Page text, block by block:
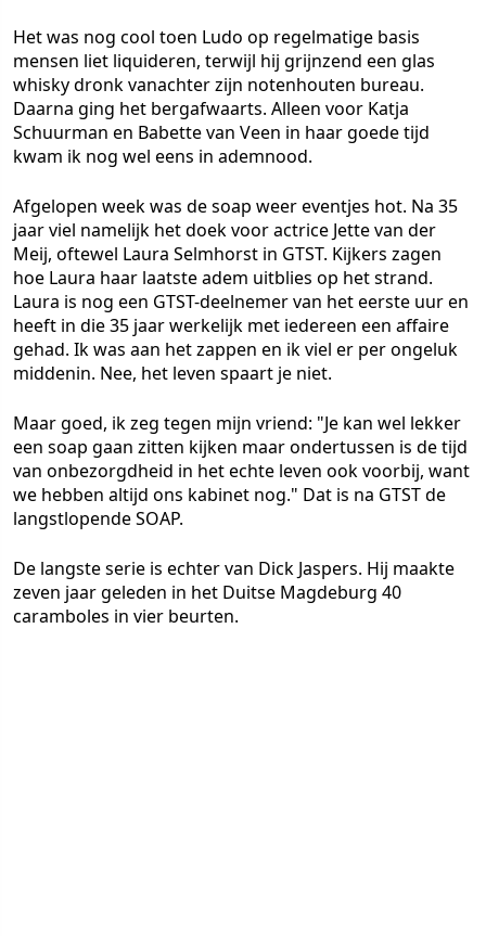
Het was nog cool toen Ludo op regelmatige basis
mensen liet liquideren, terwijl hij grijnzend een glas
whisky dronk vanachter zijn notenhouten bureau.
Daarna ging het bergafwaarts. Alleen voor Katja
Schuurman en Babette van Veen in haar goede tijd
kwam ik nog wel eens in ademnood.
Afgelopen week was de soap weer eventjes hot. Na 35
jaar viel namelijk het doek voor actrice Jette van der
Meij, oftewel Laura Selmhorst in GTST. Kijkers zagen
hoe Laura haar laatste adem uitblies op het strand.
Laura is nog een GTST-deelnemer van het eerste uur en
heeft in die 35 jaar werkelijk met iedereen een affaire
gehad. Ik was aan het zappen en ik viel er per ongeluk
middenin. Nee, het leven spaart je niet.
Maar goed, ik zeg tegen mijn vriend: "Je kan wel lekker
een soap gaan zitten kijken maar ondertussen is de tijd
van onbezorgdheid in het echte leven ook voorbij, want
we hebben altijd ons kabinet nog." Dat is na GTST de
langstlopende SOAP.
De langste serie is echter van Dick Jaspers. Hij maakte
zeven jaar geleden in het Duitse Magdeburg 40
caramboles in vier beurten.